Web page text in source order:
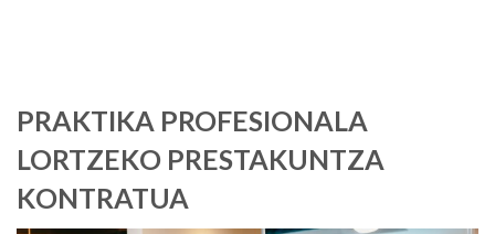
PRAKTIKA PROFESIONALA
LORTZEKO PRESTAKUNTZA
KONTRATUA